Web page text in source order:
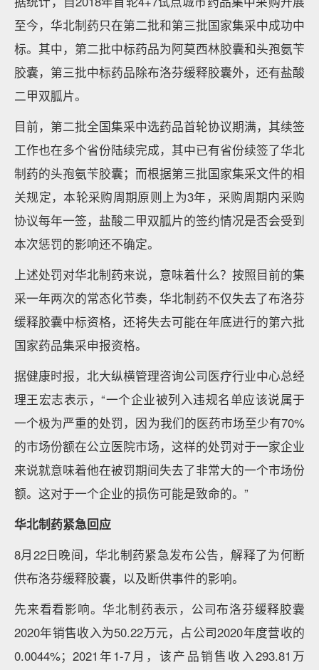
至今，华北制药只在第二批和第三批国家集采中成功中
标。其中，第二批中标药品为阿莫西林胶囊和头孢氨苄
胶囊，第三批中标药品除布洛芬缓释胶囊外，还有盐酸
二甲双胍片。
目前，第二批全国集采中选药品首轮协议期满，其续签
工作也在多个省份陆续完成，其中已有省份续签了华北
制药的头孢氨苄胶囊；而根据第三批国家集采文件的相
关规定，本轮采购周期原则上为3年，采购周期内采购
协议每年一签，盐酸二甲双胍片的签约情况是否会受到
本次惩罚的影响还不确定。
上述处罚对华北制药来说，意味着什么？按照目前的集
采一年两次的常态化节奏，华北制药不仅失去了布洛芬
缓释胶囊中标资格，还将失去可能在年底进行的第六批
国家药品集采申报资格。
据健康时报，北大纵横管理咨询公司医疗行业中心总经
理王宏志表示，“一个企业被列入违规名单应该说属于
一个极为严重的处罚，因为我们的医药市场至少有70%
的市场份额在公立医院市场，这样的处罚对于一家企业
来说就意味着他在被罚期间失去了非常大的一个市场份
额。这对于一个企业的损伤可能是致命的。”
华北制药紧急回应
8月22日晚间，华北制药紧急发布公告，解释了为何断
供布洛芬缓释胶囊，以及断供事件的影响。
先来看看影响。华北制药表示，公司布洛芬缓释胶囊
2020年销售收入为50.22万元，占公司2020年度营收的
0.0044%；2021年1-7月，该产品销售收入293.81万